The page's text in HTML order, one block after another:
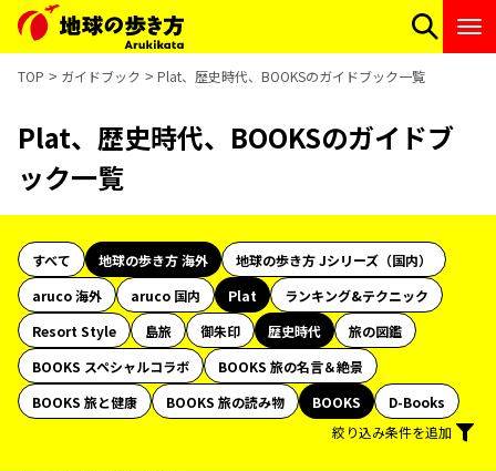
TOP ガイドブック Plat、歴史時代、BOOKSのガイドブック一覧
Plat、歴史時代、BOOKSのガイドブ
ック一覧
すべて 地球の歩き方 海外
地球の歩き方 Jシリーズ（国内）
aruco 海外
aruco 国内 Plat
ランキング&テクニック
Resort Style
島旅 御朱印 歴史時代
旅の図鑑
BOOKS スペシャルコラボ
BOOKS 旅の名言＆絶景
BOOKS 旅と健康
BOOKS 旅の読み物 BOOKS
D-Books
絞り込み条件を追加